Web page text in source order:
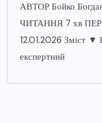
АВТОР Бойко
ЧИТАННЯ 7 хв
12.01.2026 Зміст ▼
експертний